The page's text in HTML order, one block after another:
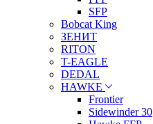
SFP
Bobcat King
ЗЕНИТ
RITON
T-EAGLE
DEDAL
HAWKE
Frontier
Sidewinder 30